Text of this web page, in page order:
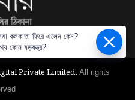
Private Limited. All rights
কলকাতা ফিরে এলেন কেন?
কোন ষড়যন্ত্র?